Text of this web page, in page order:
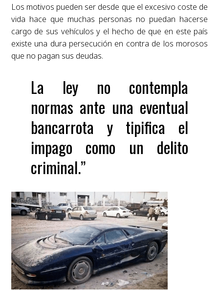
Los motivos pueden ser desde que el excesivo coste de
vida hace que muchas personas no puedan hacerse
cargo de sus vehículos y el hecho de que en este país
existe una dura persecución en contra de los morosos
que no pagan sus deudas.
La ley no contempla
normas ante una eventual
bancarrota y tipifica el
impago como un delito
criminal.”